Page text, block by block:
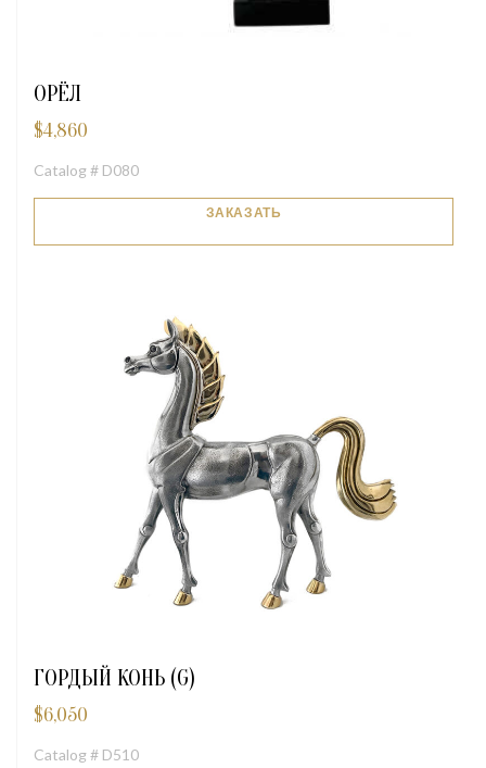
ОРЁЛ
$4,860
Catalog # D080
ЗАКАЗАТЬ
ГОРДЫЙ КОНЬ (G)
$6,050
Catalog # D510